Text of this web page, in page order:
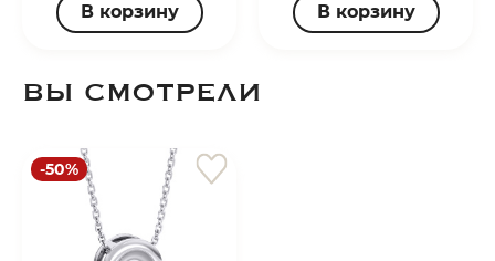
В корзину В корзину
ВЫ СМОТРЕЛИ
-50%